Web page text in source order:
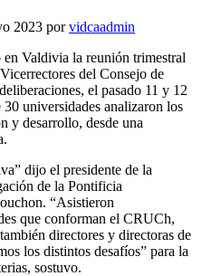
2023 porvidcaadmin
en Valdivia la reunión trimestral
del Consejo de
el pasado 11 y 12
30 universidades analizaron los
y desarrollo, desde una
dijo el presidente de la
de la Pontificia
“Asistieron
que conforman el CRUCh,
directores y directoras de
los distintos desafíos” para la
sostuvo.